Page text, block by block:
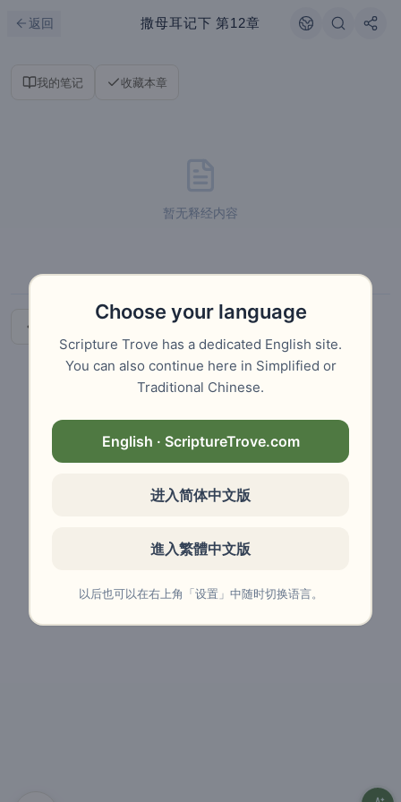
返回 撒母耳记下 第12章
我的笔记 收藏本章
暂无释经内容
Choose your language
Scripture Trove has a dedicated English site.
You can also continue here in Simplified or
Traditional Chinese.
English · ScriptureTrove.com
进入简体中文版
進入繁體中文版
以后也可以在右上角「设置」中随时切换语言。